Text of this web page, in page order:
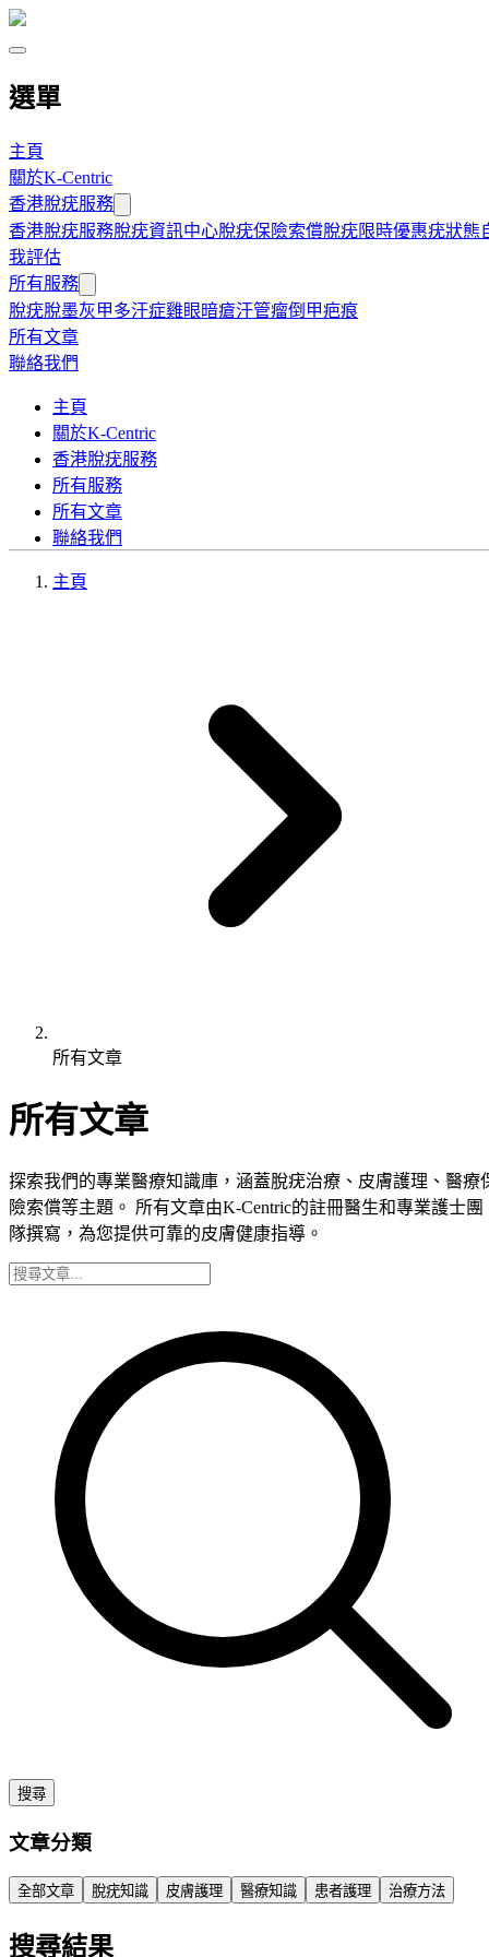
選單
主頁
關於K-Centric
香港脫疣服務
香港脫疣服務脫疣資訊中心脫疣保險索償脫疣限時優惠疣狀態
我評估
所有服務
脫疣脫墨灰甲多汗症雞眼暗瘡汗管瘤倒甲疤痕
所有文章
聯絡我們
主頁
關於K-Centric
香港脫疣服務
所有服務
所有文章
聯絡我們
主頁
所有文章
所有文章
探索我們的專業醫療知識庫，涵蓋脫疣治療、皮膚護理、醫療
險索償等主題。 所有文章由K-Centric的註冊醫生和專業護士團
隊撰寫，為您提供可靠的皮膚健康指導。
搜尋
文章分類
全部文章 脫疣知識 皮膚護理 醫療知識 患者護理 治療方法
搜尋結果